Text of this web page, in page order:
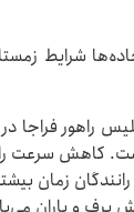
شرایط
راهور فراجا
کاهش سرعت
زمان